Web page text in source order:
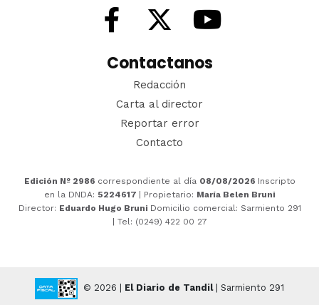
Contactanos
Redacción
Carta al director
Reportar error
Contacto
Edición Nº 2986 correspondiente al día 08/08/2026 Inscripto
en la DNDA: 5224617 | Propietario: María Belen Bruni
Director: Eduardo Hugo Bruni Domicilio comercial: Sarmiento 291
| Tel: (0249) 422 00 27
© 2026 | El Diario de Tandil| Sarmiento 291